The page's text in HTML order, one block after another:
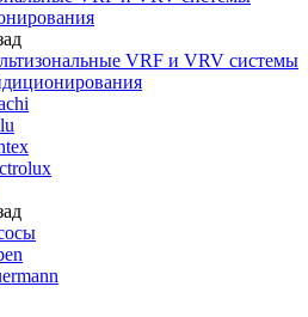
VRF и VRV системы